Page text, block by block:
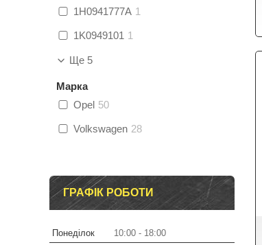
1H0941777A 1
1K0949101 1
Ще 5
Марка
Opel 50
Volkswagen 28
ГРАФІК РОБОТИ
Понеділок 10:00
18:00